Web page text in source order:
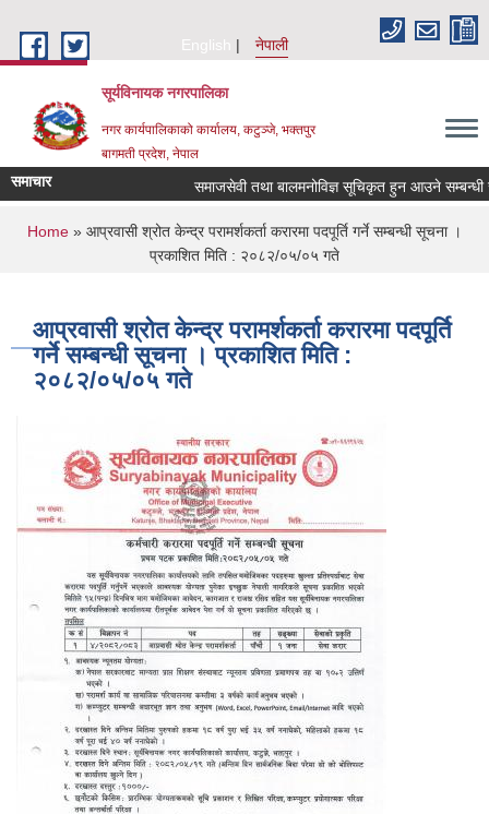
English
नेपाली
सूर्यविनायक नगरपालिका
नगर कार्यपालिकाको कार्यालय, कटुञ्जे, भक्तपुर
बागमती प्रदेश, नेपाल
समाचार समाजसेवी तथा बालमनोविज्ञ सूचिकृत हुन आउने सम्बन्धी
You are here
Home » आप्रवासी श्रोत केन्द्र परामर्शकर्ता करारमा पदपूर्ति गर्ने सम्बन्धी सूचना ।
प्रकाशित मिति : २०८२/०५/०५ गते
आप्रवासी श्रोत केन्द्र परामर्शकर्ता करारमा पदपूर्ति
गर्ने सम्बन्धी सूचना । प्रकाशित मिति :
२०८२/०५/०५ गते